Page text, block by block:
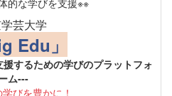
的な学びを支援※※
芸大学
Edu」
するための学びのプラットフォ
ム---
びを豊かに！